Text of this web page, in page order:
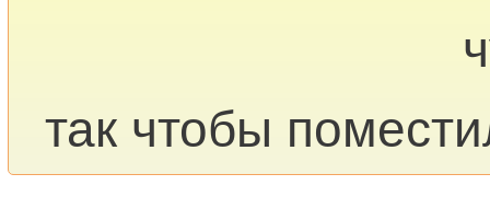
так чтобы